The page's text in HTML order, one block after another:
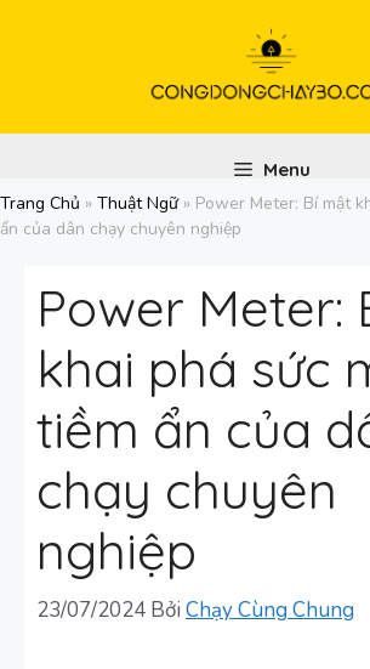
Menu
Trang Chủ » Thuật Ngữ» Power Meter: Bí mật
ẩn của dân chạy chuyên nghiệp
Power Meter:
khai phá sức
tiềm ẩn của
chạy chuyên
nghiệp
23/07/2024 Bởi Chạy Cùng Chung